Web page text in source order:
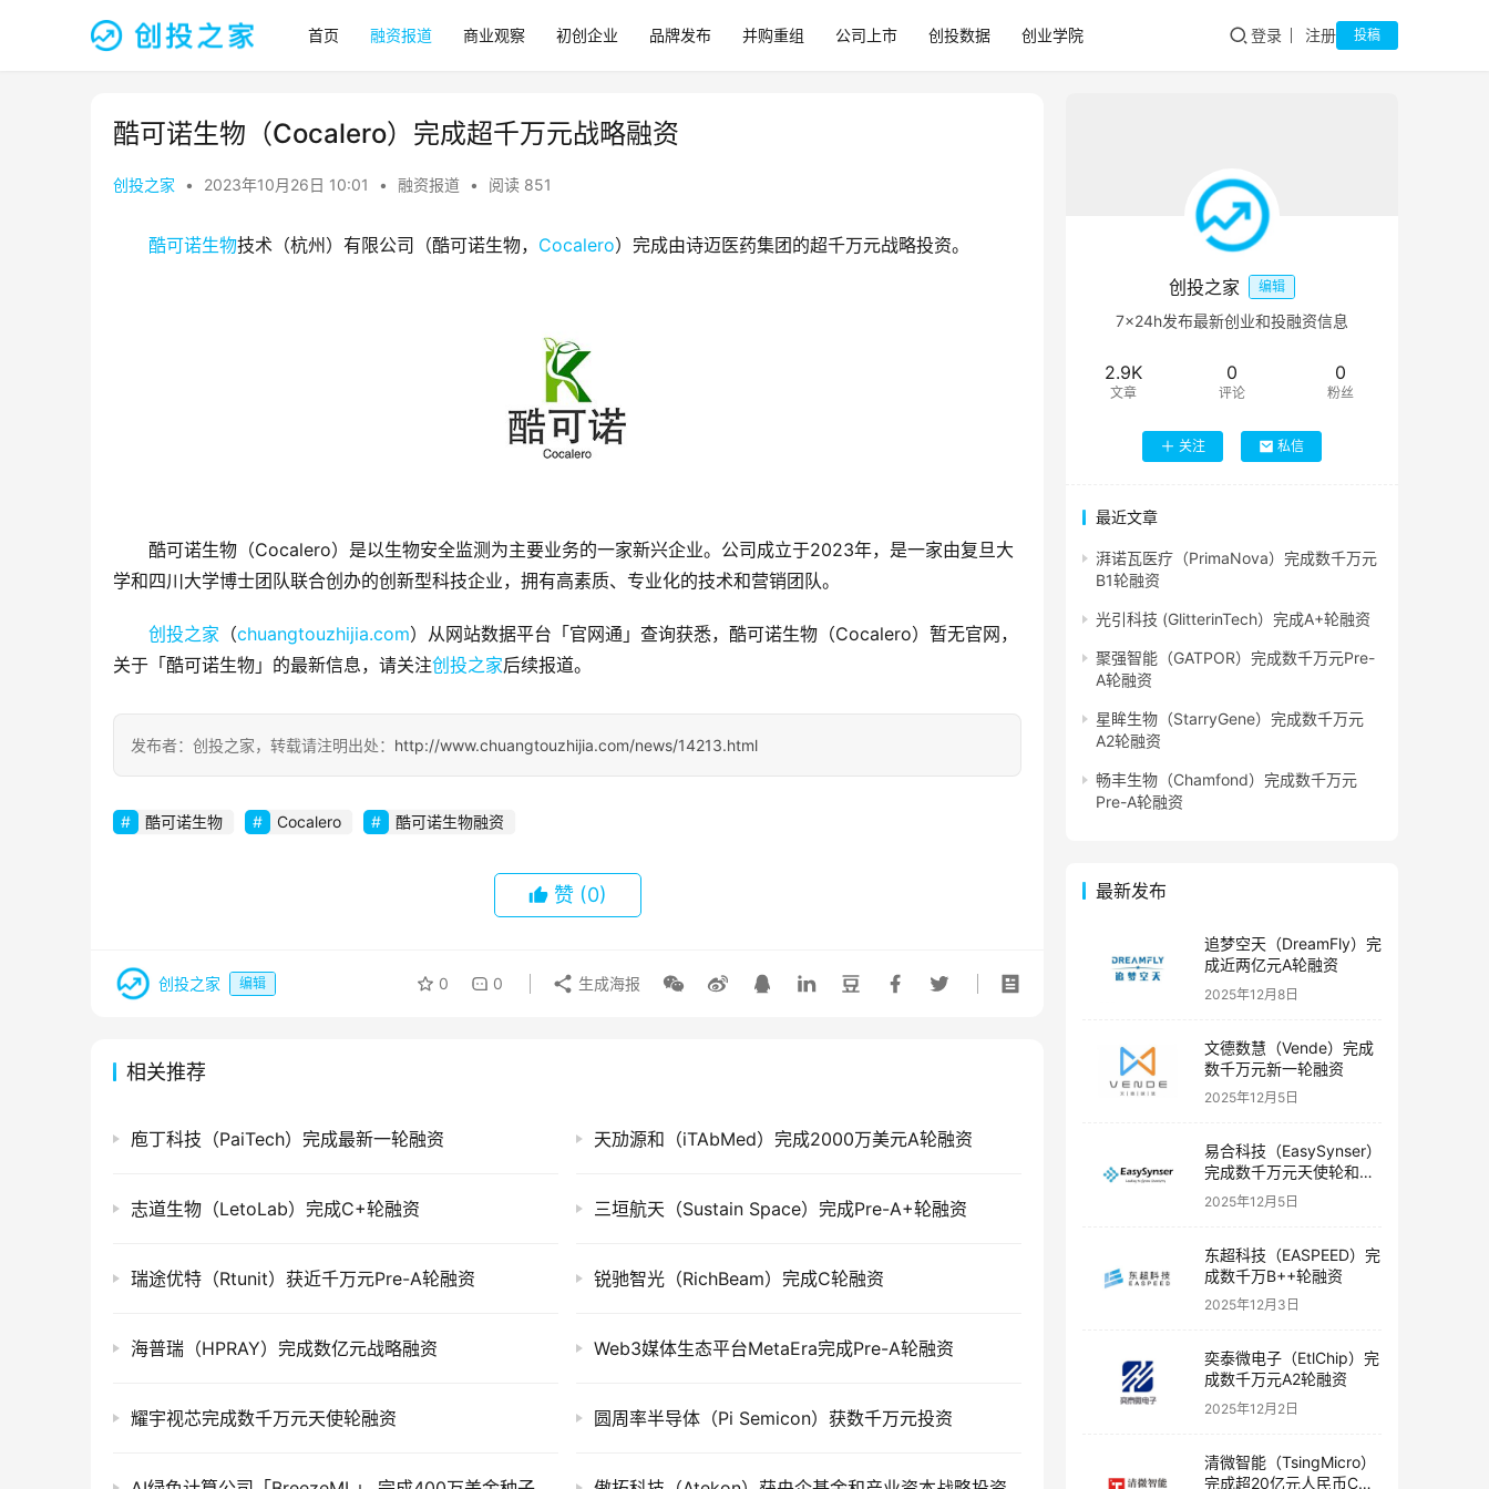
首页 融资报道 商业观察 初创企业 品牌发布 并购重组 公司上市 创投数据 创业学院 登录 注册 投稿
酷可诺生物（Cocalero）完成超千万元战略融资
创投之家 • 2023年10月26日 10:01 • 融资报道 • 阅读 851
酷可诺生物技术（杭州）有限公司（酷可诺生物， Cocalero）完成由诗迈医药集团的超千万元战略投资。
酷可诺生物（Cocalero）是以生物安全监测为主要业务的一家新兴企业。公司成立于2023年，是一家由复旦大
学和四川大学博士团队联合创办的创新型科技企业，拥有高素质、专业化的技术和营销团队。
创投之家 （chuangtouzhijia.com）从网站数据平台「官网通」查询获悉，酷可诺生物（Cocalero）暂无官网，
关于「酷可诺生物」的最新信息，请关注创投之家后续报道。
发布者：创投之家，转载请注明出处： http://www.chuangtouzhijia.com/news/14213.html
酷可诺生物 Cocalero 酷可诺生物融资
赞 (0)
创投之家 编辑 0 0 生成海报
相关推荐
庖丁科技（PaiTech）完成最新一轮融资 天劢源和（iTAbMed）完成2000万美元A轮融资
志道生物（LetoLab）完成C+轮融资 三垣航天（Sustain Space）完成Pre-A+轮融资
瑞途优特（Rtunit）获近千万元Pre-A轮融资 锐驰智光（RichBeam）完成C轮融资
海普瑞（HPRAY）完成数亿元战略融资 Web3媒体生态平台MetaEra完成Pre-A轮融资
耀宇视芯完成数千万元天使轮融资 圆周率半导体（Pi Semicon）获数千万元投资
创投之家 编辑
7×24h发布最新创业和投融资信息
2.9K
文章
0
评论
0
粉丝
关注 私信
最近文章
湃诺瓦医疗（PrimaNova）完成数千万元
B1轮融资
光引科技 (GlitterinTech）完成A+轮融资
聚强智能（GATPOR）完成数千万元Pre-
A轮融资
星眸生物（StarryGene）完成数千万元
A2轮融资
畅丰生物（Chamfond）完成数千万元
Pre-A轮融资
最新发布
追梦空天（DreamFly）完
成近两亿元A轮融资
2025年12月8日
文德数慧（Vende）完成
数千万元新一轮融资
2025年12月5日
易合科技（EasySynser）
完成数千万元天使轮和天
使+轮融资
2025年12月5日
东超科技（EASPEED）完
成数千万B++轮融资
2025年12月3日
奕泰微电子（EtlChip）完
成数千万元A2轮融资
2025年12月2日
清微智能（TsingMicro）
完成超20亿元人民币C轮